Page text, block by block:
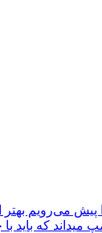
پیش می‌رویم
میداند که باید